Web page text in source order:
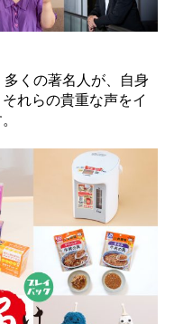
くの著名人が、自身
れらの貴重な声をイ